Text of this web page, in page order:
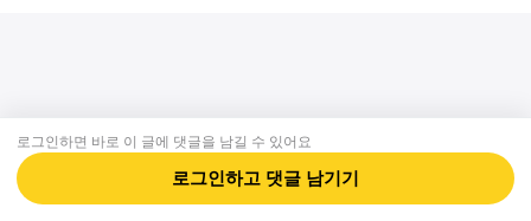
로그인하면 바로 이 글에 댓글을 남길 수 있어요
로그인하고 댓글 남기기